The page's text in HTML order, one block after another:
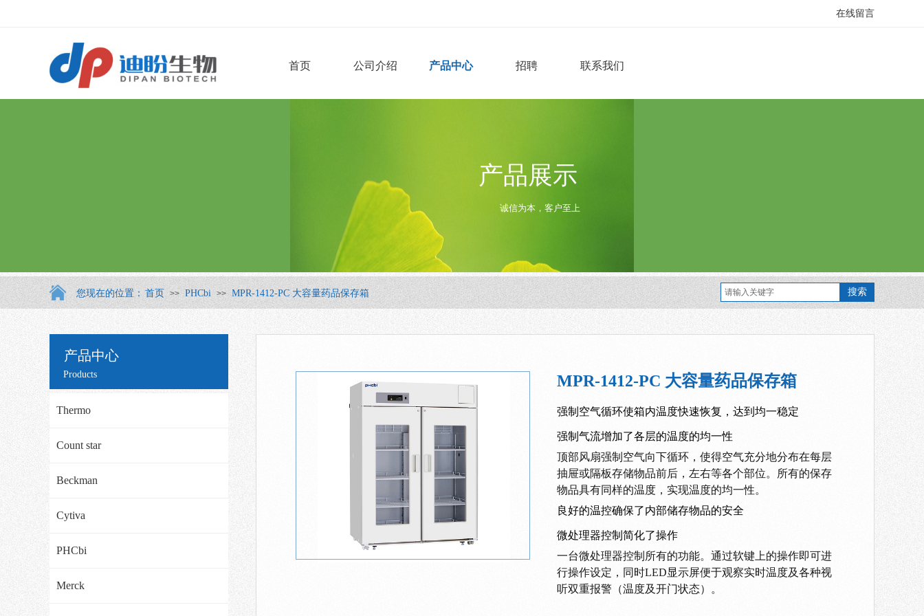
在线留言
首页 公司介绍 产品中心 招聘 联系我们
诚信为本，客户至上
产品展示
搜索
首页 >> PHCbi >> MPR-1412-PC 大容量药品保存箱
您现在的位置：
Products
产品中心
MPR-1412-PC 大容量药品保存箱
强制空气循环使箱内温度快速恢复，达到均一稳定
强制气流增加了各层的温度的均一性
顶部风扇强制空气向下循环，使得空气充分地分布在每层
抽屉或隔板存储物品前后，左右等各个部位。所有的保存
物品具有同样的温度，实现温度的均一性。
良好的温控确保了内部储存物品的安全
微处理器控制简化了操作
一台微处理器控制所有的功能。通过软键上的操作即可进
行操作设定，同时LED显示屏便于观察实时温度及各种视
听双重报警（温度及开门状态）。
Thermo
Count star
Beckman
Cytiva
PHCbi
Merck